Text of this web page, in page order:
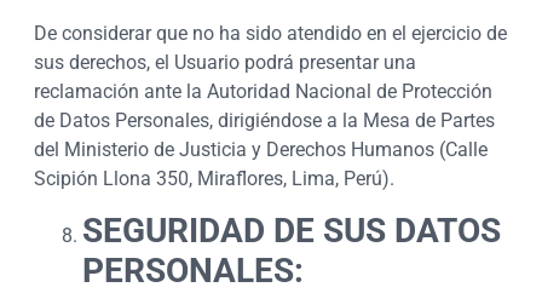
De considerar que no ha sido atendido en el ejercicio de
sus derechos, el Usuario podrá presentar una
reclamación ante la Autoridad Nacional de Protección
de Datos Personales, dirigiéndose a la Mesa de Partes
del Ministerio de Justicia y Derechos Humanos (Calle
Scipión Llona 350, Miraflores, Lima, Perú).
SEGURIDAD DE SUS DATOS
PERSONALES: